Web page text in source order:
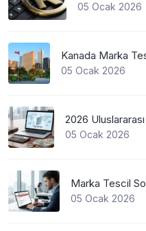
05 Ocak 2026
05 Ocak 2026
05 Ocak 2026
05 Ocak 2026